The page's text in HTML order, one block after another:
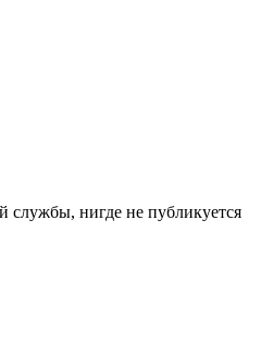
службы, нигде не публикуется